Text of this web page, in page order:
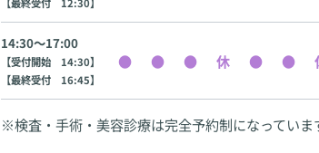
【最終受付 12:30】
14:30〜17:00
【受付開始 14:30】
【最終受付 16:45】
※検査・手術・美容診療は完全予約制になっていま